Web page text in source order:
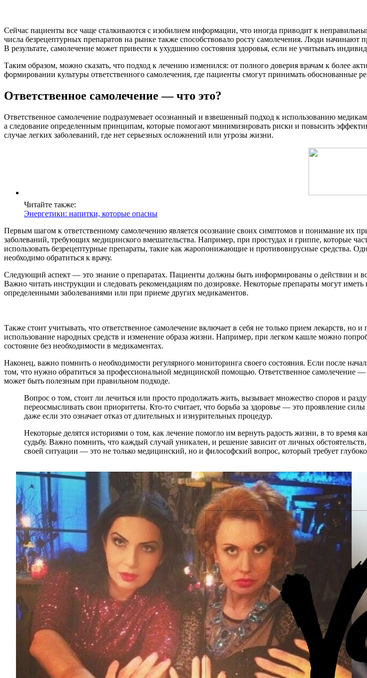
Сейчас пациенты все чаще сталкиваются с изобилием информации, что иногда приводит к
числа безрецептурных препаратов на рынке также способствовало росту самолечения. Люди
В результате, самолечение может привести к ухудшению состояния здоровья, если не учитывать
Таким образом, можно сказать, что подход к лечению изменился: от полного доверия врачам к более
формировании культуры ответственного самолечения, где пациенты смогут принимать обоснованные
Ответственное самолечение — что это?
Ответственное самолечение подразумевает осознанный и взвешенный подход к использованию
а следование определенным принципам, которые помогают минимизировать риски и повысить
случае легких заболеваний, где нет серьезных осложнений или угрозы жизни.
Читайте также:
Энергетики: напитки, которые опасны
Первым шагом к ответственному самолечению является осознание своих симптомов и понимание их
заболеваний, требующих медицинского вмешательства. Например, при простудах и гриппе, которые
использовать безрецептурные препараты, такие как жаропонижающие и противовирусные средства.
необходимо обратиться к врачу.
Следующий аспект — это знание о препаратах. Пациенты должны быть информированы о действии и
Важно читать инструкции и следовать рекомендациям по дозировке. Некоторые препараты могут
определенными заболеваниями или при приеме других медикаментов.
Также стоит учитывать, что ответственное самолечение включает в себя не только прием лекарств,
использование народных средств и изменение образа жизни. Например, при легком кашле можно
состояние без необходимости в медикаментах.
Наконец, важно помнить о необходимости регулярного мониторинга своего состояния. Если после
том, что нужно обратиться за профессиональной медицинской помощью. Ответственное самолечение
может быть полезным при правильном подходе.
Вопрос о том, стоит ли лечиться или просто продолжать жить, вызывает множество споров и
переосмысливать свои приоритеты. Кто-то считает, что борьба за здоровье — это проявление
даже если это означает отказ от длительных и изнурительных процедур.
Некоторые делятся историями о том, как лечение помогло им вернуть радость жизни, в то
судьбу. Важно помнить, что каждый случай уникален, и решение зависит от личных
своей ситуации — это не только медицинский, но и философский вопрос, который требует